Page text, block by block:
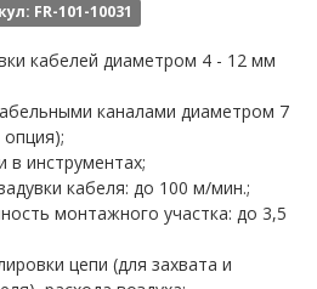
FR-101-10031
кабелей диаметром 4 - 12 мм
каналами диаметром 7
в инструментах;
кабеля: до 100 м/мин.;
монтажного участка: до 3,5
цепи (для захвата и